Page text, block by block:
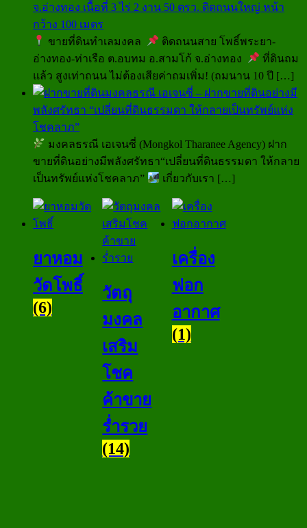
จ.อ่างทอง เนื้อที่ 3 ไร่ 2 งาน 50 ตรว. ติดถนนใหญ่ หน้า
กว้าง 100 เมตร
ขายที่ดินทำเลมงคล
ติดถนนสาย โพธิ์พระยา-
อ่างทอง-ท่าเรือ ต.อบทม อ.สามโก้ จ.อ่างทอง
ที่ดินถม
แล้ว สูงเท่าถนน ไม่ต้องเสียค่าถมเพิ่ม! (ถมนาน 10 ปี […]
มงคลธรณี เอเจนซี่ – ฝากขายที่ดินอย่างมี
พลังศรัทธา “เปลี่ยนที่ดินธรรมดา ให้กลายเป็นทรัพย์แห่ง
โชคลาภ”
มงคลธรณี เอเจนซี่ (Mongkol Tharanee Agency) ฝาก
ขายที่ดินอย่างมีพลังศรัทธา“เปลี่ยนที่ดินธรรมดา ให้กลาย
เป็นทรัพย์แห่งโชคลาภ”
เกี่ยวกับเรา […]
ยาหอม
วัดโพธิ์
(6)
วัตถุ
มงคล
เสริม
โชค
ค้าขาย
ร่ำรวย
(14)
เครื่อง
ฟอก
อากาศ
(1)